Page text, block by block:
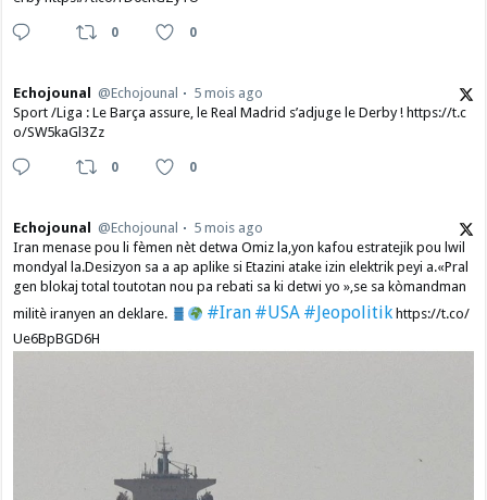
0 0
Echojounal @Echojounal
5 mois ago
Sport /Liga : Le Barça assure, le Real Madrid s’adjuge le Derby ! https://t.c
o/SW5kaGl3Zz
0 0
Echojounal @Echojounal
5 mois ago
Iran menase pou li fèmen nèt detwa Omiz la,yon kafou estratejik pou lwil
mondyal la.Desizyon sa a ap aplike si Etazini atake izin elektrik peyi a.​«Pral
gen blokaj total toutotan nou pa rebati sa ki detwi yo »,se sa kòmandman
militè iranyen an deklare.
#Iran #USA #Jeopolitikhttps://t.co/
Ue6BpBGD6H